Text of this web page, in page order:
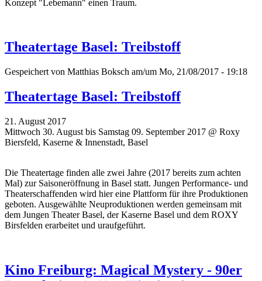
Konzept "Lebemann" einen Traum.
Theatertage Basel: Treibstoff
Gespeichert von Matthias Boksch am/um Mo, 21/08/2017 - 19:18
Theatertage Basel: Treibstoff
21. August 2017
Mittwoch 30. August bis Samstag 09. September 2017 @ Roxy
Biersfeld, Kaserne & Innenstadt, Basel
Die Theatertage finden alle zwei Jahre (2017 bereits zum achten
Mal) zur Saisoneröffnung in Basel statt. Jungen Performance- und
Theaterschaffenden wird hier eine Plattform für ihre Produktionen
geboten. Ausgewählte Neuproduktionen werden gemeinsam mit
dem Jungen Theater Basel, der Kaserne Basel und dem ROXY
Birsfelden erarbeitet und uraufgeführt.
Kino Freiburg: Magical Mystery - 90er